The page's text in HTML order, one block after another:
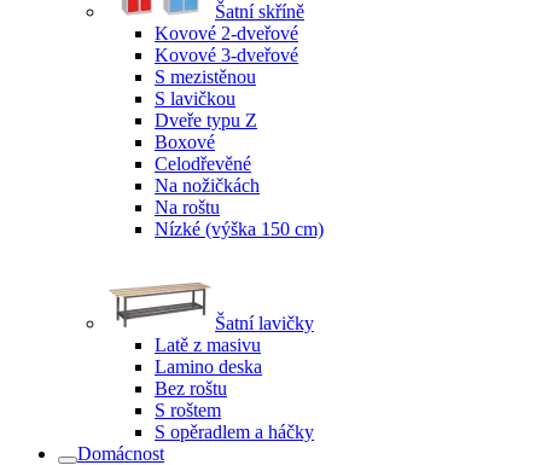
Šatní skříně
Kovové 2-dveřové
Kovové 3-dveřové
S mezistěnou
S lavičkou
Dveře typu Z
Boxové
Celodřevěné
Na nožičkách
Na roštu
Nízké (výška 150 cm)
Šatní lavičky
Latě z masivu
Lamino deska
Bez roštu
S roštem
S opěradlem a háčky
Domácnost